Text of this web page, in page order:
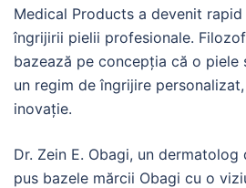
Medical Products a devenit
îngrijirii pielii profesionale.
bazează pe concepția că o piele
un regim de îngrijire
inovație.
Dr. Zein E. Obagi, un dermatolog
pus bazele mărcii Obagi cu o